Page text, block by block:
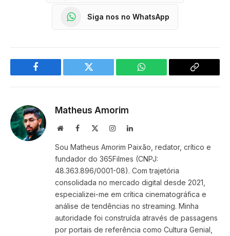
Siga nos no WhatsApp
Facebook Twitter WhatsApp
Copy
Matheus Amorim
WebsiteFacebook InstagramLinkedIn
Sou Matheus Amorim Paixão, redator, crítico e
fundador do 365Filmes (CNPJ:
48.363.896/0001-08). Com trajetória
consolidada no mercado digital desde 2021,
especializei-me em crítica cinematográfica e
análise de tendências no streaming. Minha
autoridade foi construída através de passagens
por portais de referência como Cultura Genial,